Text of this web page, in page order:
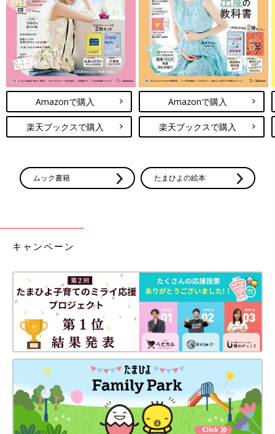
Amazonで購入
楽天ブックスで購入
Amazonで購入
楽天ブックスで購入
ムック書籍 たまひよの絵本
キャンペーン